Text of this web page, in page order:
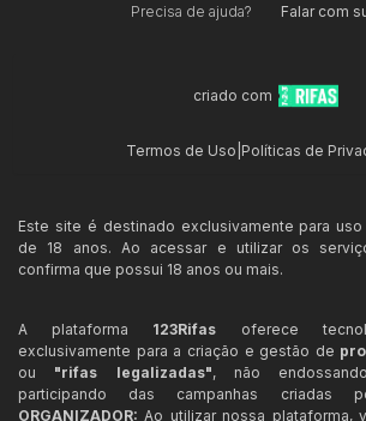
Precisa de ajuda? Falar com
criado com
Termos de Uso Políticas de
Este site é destinado exclusivamente para
de 18 anos. Ao acessar e utilizar os
confirma que possui 18 anos ou mais.
A plataforma 123Rifas oferece
exclusivamente para a criação e gestão de
ou "rifas legalizadas", não
participando das campanhas criadas
ORGANIZADOR: Ao utilizar nossa plataforma,